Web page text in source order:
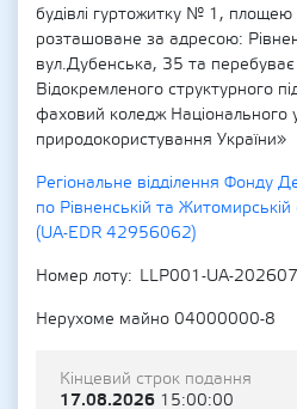
будівлі гуртожитку № 1,
розташоване за адресою:
вул.Дубенська, 35 та перебуває
Відокремленого структурного
фаховий коледж Національного
природокористування України»
Регіональне відділення Фонду
по Рівненській та Житомирській
(UA-EDR 42956062)
Номер лоту
LLP001-UA-
Нерухоме майно 04000000-8
Кінцевий строк подання
17.08.2026 15:00:00